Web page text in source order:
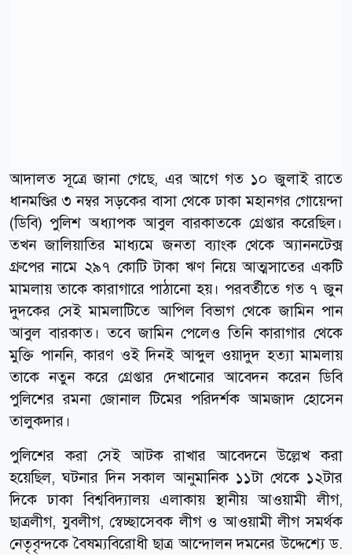
আদালত সূত্রে জানা গেছে, এর আগে গত ১০ জুলাই রাতে
ধানমণ্ডির ৩ নম্বর সড়কের বাসা থেকে ঢাকা মহানগর গোয়েন্দা
(ডিবি) পুলিশ অধ্যাপক আবুল বারকাতকে গ্রেপ্তার করেছিল।
তখন জালিয়াতির মাধ্যমে জনতা ব্যাংক থেকে অ্যাননটেক্স
গ্রুপের নামে ২৯৭ কোটি টাকা ঋণ নিয়ে আত্মসাতের একটি
মামলায় তাকে কারাগারে পাঠানো হয়। পরবর্তীতে গত ৭ জুন
দুদকের সেই মামলাটিতে আপিল বিভাগ থেকে জামিন পান
আবুল বারকাত। তবে জামিন পেলেও তিনি কারাগার থেকে
মুক্তি পাননি, কারণ ওই দিনই আব্দুল ওয়াদুদ হত্যা মামলায়
তাকে নতুন করে গ্রেপ্তার দেখানোর আবেদন করেন ডিবি
পুলিশের রমনা জোনাল টিমের পরিদর্শক আমজাদ হোসেন
তালুকদার।
পুলিশের করা সেই আটক রাখার আবেদনে উল্লেখ করা
হয়েছিল, ঘটনার দিন সকাল আনুমানিক ১১টা থেকে ১২টার
দিকে ঢাকা বিশ্ববিদ্যালয় এলাকায় স্থানীয় আওয়ামী লীগ,
ছাত্রলীগ, যুবলীগ, স্বেচ্ছাসেবক লীগ ও আওয়ামী লীগ সমর্থক
নেতৃবৃন্দকে বৈষম্যবিরোধী ছাত্র আন্দোলন দমনের উদ্দেশ্যে ড.